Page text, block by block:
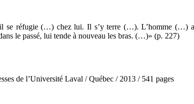
réfugie (…) chez lui. Il s’y terre (…). L’homme (…) a
le passé, lui tende à nouveau les bras. (…)» (p. 227)
de l’Université Laval / Québec / 2013 / 541 pages